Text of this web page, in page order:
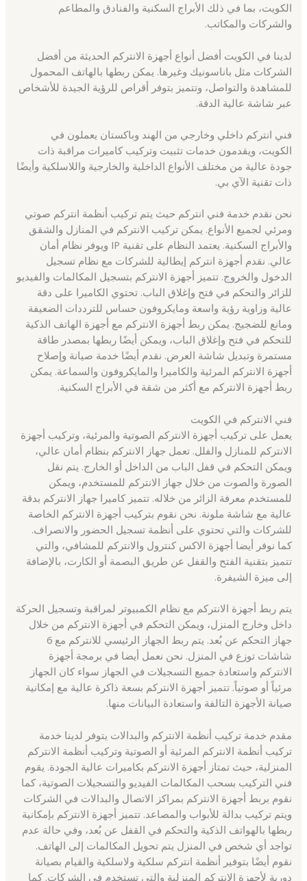
الكويت، بما في ذلك الأبراج السكنية والفنادق والمطاعم
والشركات والمكاتب.
لدينا في الكويت أفضل أنواع أجهزة الانتركم الحديثة من أفضل
الشركات مثل باناسونيك وغيرها. يمكن ربطها بالهاتف المحمول
للمشاهدة والتواصل، وتتميز بتوفر أقراص للرؤية الجيدة للأشخاص
عبر شاشة عالية الدقة.
فني انتركم داخلي وخارجي من الهند وباكستان يعملون في
الكويت، ويقدمون خدمات تثبيت وتركيب كاميرات مراقبة ذات
جودة عالية من مختلف الأنواع الداخلية والخارجية واللاسلكية وأيضًا
ذات تقنية الآي بي.
نحن نقدم خدمة فني انتركم حيث يتم تركيب أنظمة انتركم صوتي
ومرئي لجميع الأنواع. يمكن تركيب الانتركم في المنازل والشقق
والأبراج السكنية. يعتمد النظام على تقنية IP ويوفر نظام أمان
عالي. نقدم أجهزة انتركم إيطالية للشركات مع نظام تسجيل
الدخول والخروج. تتميز أجهزة الانتركم بتسجيل المكالمات والفيديو
للزائر والتحكم في فتح وإغلاق الباب. تحتوي الكاميرا على دقة
عالية وزاوية رؤية واسعة ومايكروفون حساس للترددات الضعيفة
ومانع للضجيج. يمكن ربط أجهزة الانتركم مع أجهزة الهاتف الذكية
للتحكم في فتح وإغلاق الباب، ويمكن أيضًا ربطها بمصدر طاقة
مستمرة وتبديل شاشة العرض. نقدم أيضًا خدمة صيانة وإصلاح
أجهزة الانتركم المرئية والكاميرا والمايكروفون والسماعة. يمكن
ربط أجهزة الانتركم مع أكثر من شقة في الأبراج السكنية.
فني الانتركم في الكويت
يعمل على تركيب أجهزة الانتركم الصوتية والمرئية، وتركيب أجهزة
الانتركم للمنازل والفلل. تعمل جهاز الانتركم بنظام أمان عالي،
ويمكن التحكم في قفل الباب من الداخل أو الخارج. يتم نقل
الصورة والصوت من خلال جهاز الانتركم للمستخدم، ويمكن
للمستخدم معرفة الزائر من خلاله. تتميز كاميرا جهاز الانتركم بدقة
عالية مع شاشة ملونة. نحن نقوم بتركيب أجهزة الانتركم الخاصة
للشركات والتي تحتوي على أنظمة تسجيل الحضور والانصراف.
كما نوفر أيضا أجهزة الاكس كنترول والانتركم للمشافي، والتي
تتميز بتقنية الفتح والقفل عن طريق البصمة أو الكارت، بالإضافة
إلى ميزة الشيفرة.
يتم ربط أجهزة الانتركم مع نظام الكمبيوتر لمراقبة وتسجيل الحركة
داخل وخارج المنزل، ويمكن التحكم في أجهزة الانتركم من خلال
جهاز التحكم عن بُعد. يتم ربط الجهاز الرئيسي للانتركم مع 6
شاشات توزع في المنزل. نحن نعمل أيضا في برمجة أجهزة
الانتركم واستعادة جميع التسجيلات في الجهاز سواء كان الجهاز
مرئياً أو صوتياً. تتميز أجهزة الانتركم بسعة ذاكرة عالية مع إمكانية
صيانة الأجهزة التالفة واستعادة البيانات منها.
مقدم خدمة تركيب أنظمة الانتركم والبدالات يتوفر لدينا خدمة
تركيب أنظمة الانتركم المرئية أو الصوتية وتركيب أنظمة الانتركم
المنزلية، حيث تمتاز أجهزة الانتركم بكاميرات عالية الجودة. يقوم
فني التركيب بسحب المكالمات الفيديو والتسجيلات الصوتية، كما
نقوم بربط أجهزة الانتركم بمراكز الاتصال والبدالات في الشركات
ويتم تركيب بدالة للأبواب والمصاعد. تتميز أجهزة الانتركم بإمكانية
ربطها بالهواتف الذكية والتحكم في القفل عن بُعد، وفي حالة عدم
تواجد أي شخص في المنزل يتم تحويل المكالمات إلى الهاتف.
نقوم أيضًا بتوفير أنظمة انتركم سلكية ولاسلكية والقيام بصيانة
دورية لأجهزة الانتركم المنزلية والتي تستخدم في الشركات. كما